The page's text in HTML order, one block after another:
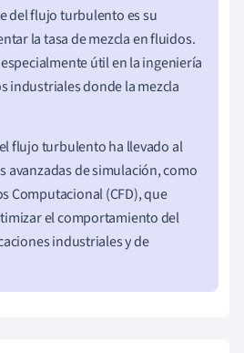
del flujo turbulento es su
la tasa de mezcla en fluidos.
útil en la ingeniería
industriales donde la mezcla
flujo turbulento ha llevado al
avanzadas de simulación, como
Computacional (CFD), que
el comportamiento del
industriales y de